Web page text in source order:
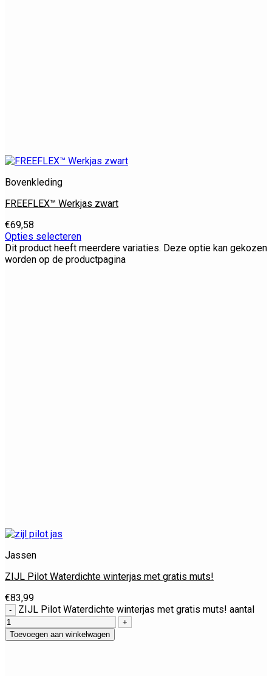
Bovenkleding
FREEFLEX™ Werkjas zwart
€69,58
Opties selecteren
Dit product heeft meerdere variaties. Deze optie kan gekozen
worden op de productpagina
Jassen
ZIJL Pilot Waterdichte winterjas met gratis muts!
€83,99
ZIJL Pilot Waterdichte winterjas met gratis muts! aantal
Toevoegen aan winkelwagen